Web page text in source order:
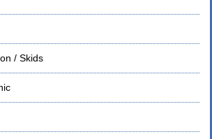
/ Skids